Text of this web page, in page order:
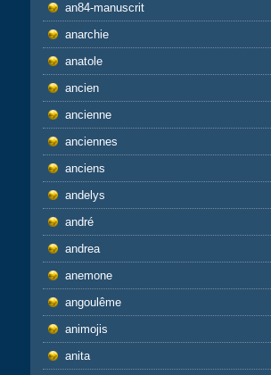
an84-manuscrit
anarchie
anatole
ancien
ancienne
anciennes
anciens
andelys
andré
andrea
anemone
angoulême
animojis
anita